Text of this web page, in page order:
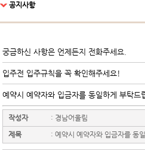
공지사항
궁금하신 사항은 언제든지 전화주세요.
입주전 입주규칙을 꼭 확인해주세요!
예약시 예약자와 입금자를 동일하게 부탁드
작성자 : 경남어울림
제목
: 예약시 예약자와 입금자를 동